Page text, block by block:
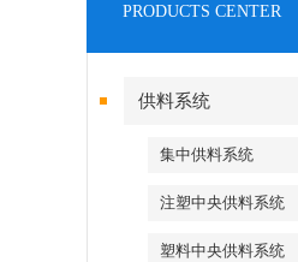
PRODUCTS CENTER
供料系统
集中供料系统
注塑中央供料系统
塑料中央供料系统